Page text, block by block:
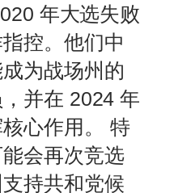
年大选失败
控。他们中
为战场州的
并在 2024 年
心作用。 特
会再次竞选
持共和党候